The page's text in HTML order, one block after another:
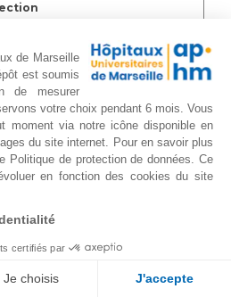
Tellier B, Guerin V,
V, Lechevallier E,
M.
30:S1166-
doi:
de Marseille
est soumis
de mesurer
votre choix pendant 6 mois. Vous
moment via notre icône disponible en
du site internet. Pour en savoir plus
Politique de protection de données. Ce
en fonction des cookies du site
certifiés par
Je choisis J'accepte